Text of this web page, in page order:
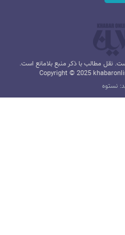
نقل مطالب با ذکر منبع بلامانع است.
Copyright © 2025
نستوه